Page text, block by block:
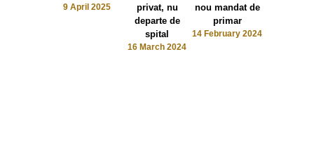
9 April 2025
privat, nu
departe de
spital
16 March 2024
nou mandat de
primar
14 February 2024